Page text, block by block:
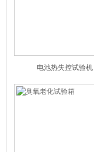
电池热失控试验机